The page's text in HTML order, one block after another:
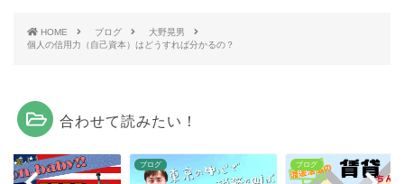
HOME ブログ
大野晃男
個人の信用力（自己資本）はどうすれば分かるの？
合わせて読みたい！
ブログ ブログ